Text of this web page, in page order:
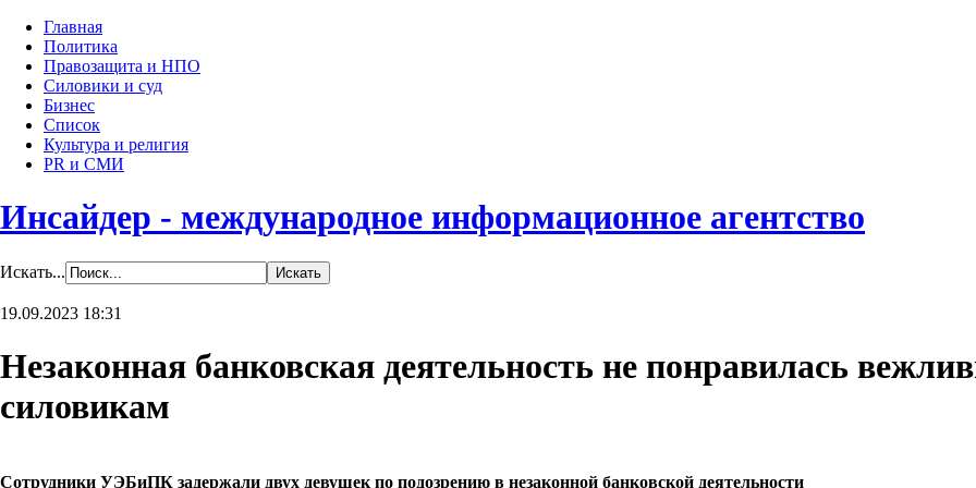
Главная
Политика
Правозащита и НПО
Силовики и суд
Бизнес
Список
Культура и религия
PR и СМИ
Инсайдер - международное информационное агентство
Искать...
19.09.2023 18:31
Незаконная банковская деятельность не понравилась
силовикам
Сотрудники УЭБиПК задержали двух девушек по подозрению в незаконной банковской деятельности